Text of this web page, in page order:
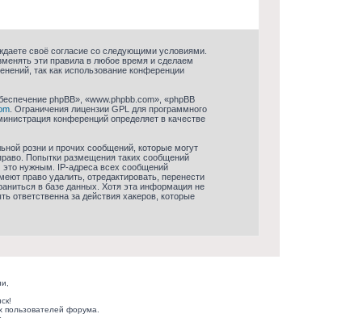
своё согласие со следующими условиями.
эти правила в любое время и сделаем
так как использование конференции
phpBB», «www.phpbb.com», «phpBB
. Ограничения лицензии GPL для программного
конференций определяет в качестве
розни и прочих сообщений, которые могут
Попытки размещения таких сообщений
это нужным. IP-адреса всех сообщений
право удалить, отредактировать, перенести
в базе данных. Хотя эта информация не
ответственна за действия хакеров, которые
форума.